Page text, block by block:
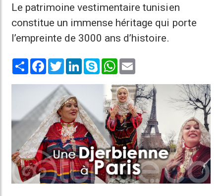
Le patrimoine vestimentaire tunisien
constitue un immense héritage qui porte
l’empreinte de 3000 ans d’histoire.
Share Facebook
TwitterLinkedInSkype WhatsApp